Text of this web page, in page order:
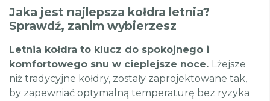
Jaka jest najlepsza kołdra letnia?
Sprawdź, zanim wybierzesz
Letnia kołdra to klucz do spokojnego i
komfortowego snu w cieplejsze noce. Lżejsze
niż tradycyjne kołdry, zostały zaprojektowane tak,
by zapewniać optymalną temperaturę bez ryzyka